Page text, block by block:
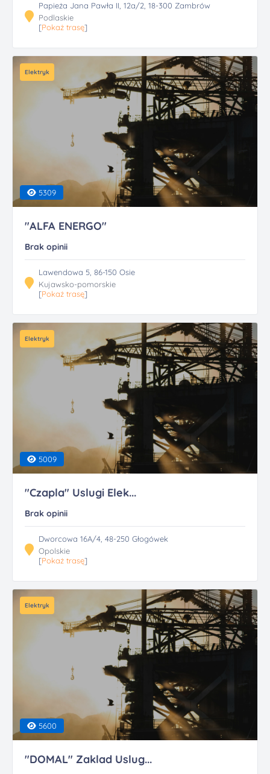
Papieża Jana Pawła II, 12a/2, 18-300 Zambrów
Podlaskie
[Pokaż trasę]
Elektryk
5309
"ALFA ENERGO"
Brak opinii
Lawendowa 5, 86-150 Osie
Kujawsko-pomorskie
[Pokaż trasę]
Elektryk
5009
"Czapla" Uslugi Elek...
Brak opinii
Dworcowa 16A/4, 48-250 Głogówek
Opolskie
[Pokaż trasę]
Elektryk
5600
"DOMAL" Zaklad Uslug...